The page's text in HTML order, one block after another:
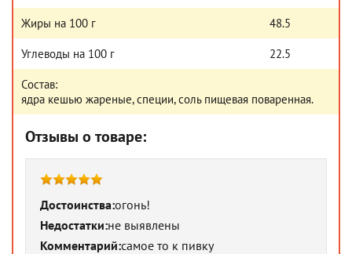
Жиры на 100 г 48.5
Углеводы на 100 г 22.5
Состав:
ядра кешью жареные, специи, соль пищевая поваренная.
Отзывы о товаре:
Достоинства:огонь!
Недостатки:не выявлены
Комментарий:самое то к пивку